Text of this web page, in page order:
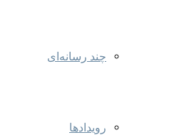
چند رسانه‌ای
رویدادها